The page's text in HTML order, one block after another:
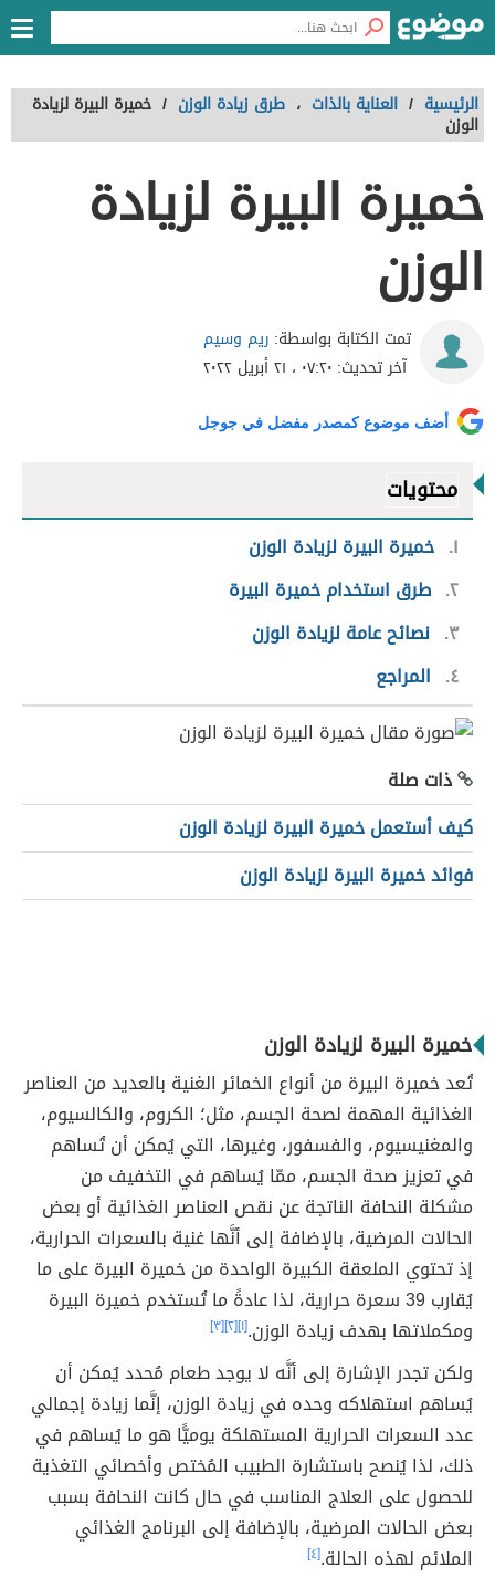
الرئيسية / العناية بالذات ، طرق زيادة الوزن / خميرة البيرة لزيادة
الوزن
خميرة البيرة لزيادة
الوزن
تمت الكتابة بواسطة: ريم وسيم
آخر تحديث: ٠٧:٢٠ ، ٢١ أبريل ٢٠٢٢
أضف موضوع كمصدر مفضل في جوجل
محتويات
١ خميرة البيرة لزيادة الوزن
٢ طرق استخدام خميرة البيرة
٣ نصائح عامة لزيادة الوزن
٤
المراجع
ذات صلة
كيف أستعمل خميرة البيرة لزيادة الوزن
فوائد خميرة البيرة لزيادة الوزن
خميرة البيرة لزيادة الوزن
تُعد خميرة البيرة من أنواع الخمائر الغنية بالعديد من العناصر
الغذائية المهمة لصحة الجسم، مثل؛ الكروم، والكالسيوم،
والمغنيسيوم، والفسفور، وغيرها، التي يُمكن أن تُساهم
في تعزيز صحة الجسم، ممّا يُساهم في التخفيف من
مشكلة النحافة الناتجة عن نقص العناصر الغذائية أو بعض
الحالات المرضية، بالإضافة إلى أنَّها غنية بالسعرات الحرارية،
إذ تحتوي الملعقة الكبيرة الواحدة من خميرة البيرة على ما
يُقارب 39 سعرة حرارية، لذا عادةً ما تُستخدم خميرة البيرة
ومكملاتها بهدف زيادة الوزن.[١] [٢] [٣]
ولكن تجدر الإشارة إلى أنَّه لا يوجد طعام مُحدد يُمكن أن
يُساهم استهلاكه وحده في زيادة الوزن، إنَّما زيادة إجمالي
عدد السعرات الحرارية المستهلكة يوميًّا هو ما يُساهم في
ذلك، لذا يُنصح باستشارة الطبيب المُختص وأخصائي التغذية
للحصول على العلاج المناسب في حال كانت النحافة بسبب
بعض الحالات المرضية، بالإضافة إلى البرنامج الغذائي
الملائم لهذه الحالة.[٤]